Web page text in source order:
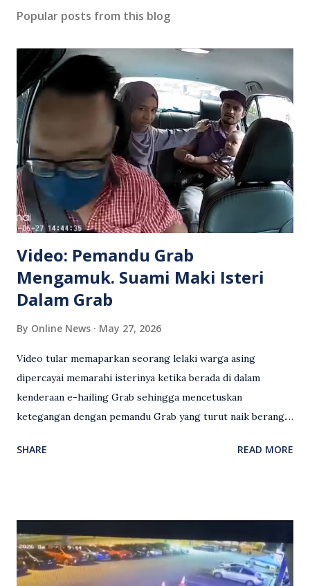
Popular posts from this blog
Video: Pemandu Grab
Mengamuk. Suami Maki Isteri
Dalam Grab
By Online News May 27, 2026
Video tular memaparkan seorang lelaki warga asing
dipercayai memarahi isterinya ketika berada di dalam
kenderaan e-hailing Grab sehingga mencetuskan
ketegangan dengan pemandu Grab yang turut naik berang.
antara seorang lelaki warga asing dengan pemandu Grab
Grab bertindak mempertahankan wanita terbabit sebelum
berlaku pertikaman lidah antara kedua-dua pihak. Video
berkenaan kini tular di media sosial dan mendapat pelbagai
SHARE READ MORE